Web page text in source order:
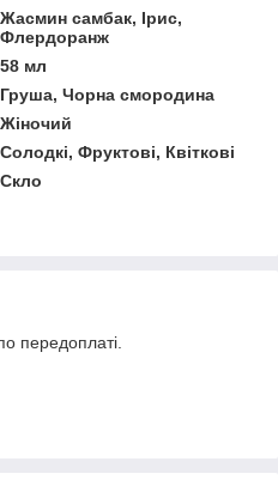
Жасмин самбак, Ірис,
Флердоранж
58 мл
Груша, Чорна смородина
Жіночий
Солодкі, Фруктові, Квіткові
Скло
передоплаті.